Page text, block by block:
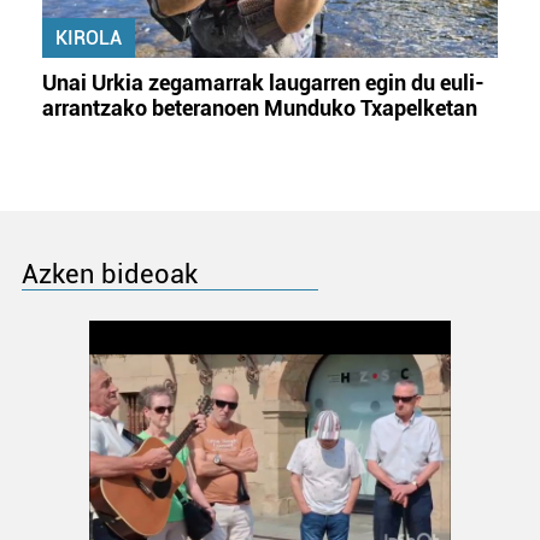
KIROLA
Unai Urkia zegamarrak laugarren egin du euli-
arrantzako beteranoen Munduko Txapelketan
Azken bideoak